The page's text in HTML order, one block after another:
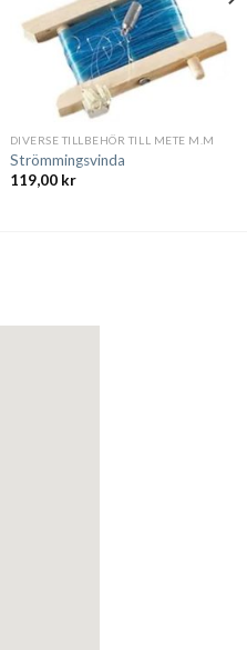
DIVERSE TILLBEHÖR TILL METE M.M
Strömmingsvinda
119,00 kr